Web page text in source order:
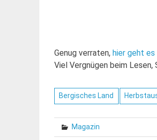
Genug verraten, hier geht es
Viel Vergnügen beim Lesen,
Bergisches Land
Magazin